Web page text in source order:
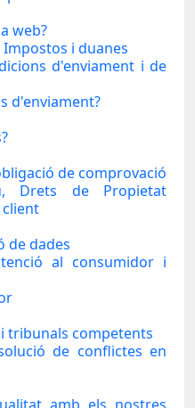
web?
i duanes
d'enviament i de
d'enviament?
de comprovació
Drets de Propietat
client
de dades
al consumidor i
tribunals competents
de conflictes en